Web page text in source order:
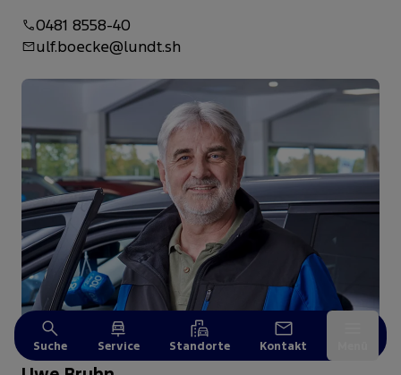
Suche Service Standorte Kontakt
0481 8558-40
ulf.boecke@lundt.sh